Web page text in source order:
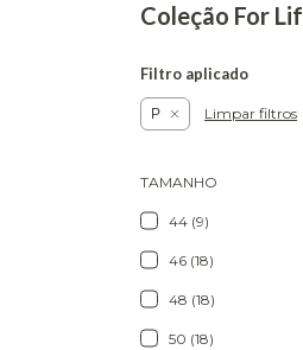
Coleção For
Filtro aplicado
P Limpar filtros
TAMANHO
44 (9)
46 (18)
48 (18)
50 (18)